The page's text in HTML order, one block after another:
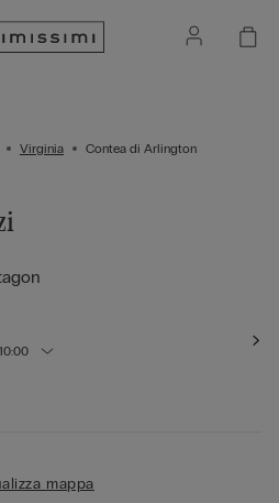
Virginia Contea di Arlington
10:00
mappa